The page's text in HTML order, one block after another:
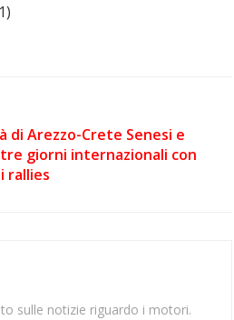
di Arezzo-Crete Senesi e
giorni internazionali con
rallies
sulle notizie riguardo i motori.